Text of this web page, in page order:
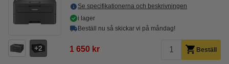
2
Se specifikationerna och beskrivningen
i lager
Beställ nu så skickar vi på måndag!
1 650 kr Beställ